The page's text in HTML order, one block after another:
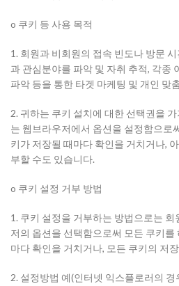
o 쿠키 등 사용 목적
1. 회원과 비회원의 접속 빈도나 방문
과 관심분야를 파악 및 자취 추적, 각종
파악 등을 통한 타겟 마케팅 및 개인 맞
2. 귀하는 쿠키 설치에 대한 선택권을
는 웹브라우저에서 옵션을 설정함으로
키가 저장될 때마다 확인을 거치거나,
부할 수도 있습니다.
o 쿠키 설정 거부 방법
1. 쿠키 설정을 거부하는 방법으로는
저의 옵션을 선택함으로써 모든 쿠키를
마다 확인을 거치거나, 모든 쿠키의 저
2. 설정방법 예(인터넷 익스플로러의